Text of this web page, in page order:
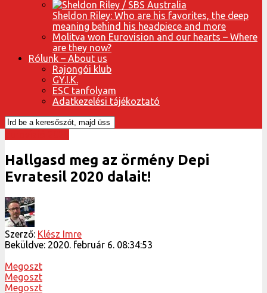
Sheldon Riley: Who are his favorites, the deep
meaning behind his headpiece and more
Molitva won Eurovision and our hearts – Where
are they now?
Rólunk – About us
Rajongói klub
GY.I.K.
ESC tanfolyam
Adatkezelési tájékoztató
Hallgasd meg az örmény Depi
Evratesil 2020 dalait!
Szerző: Klész Imre
Beküldve: 2020. február 6. 08:34:53
Megoszt
Megoszt
Megoszt